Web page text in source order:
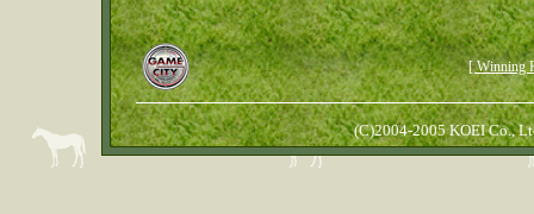
[ Winning
(C)2004-2005 KOEI Co.,